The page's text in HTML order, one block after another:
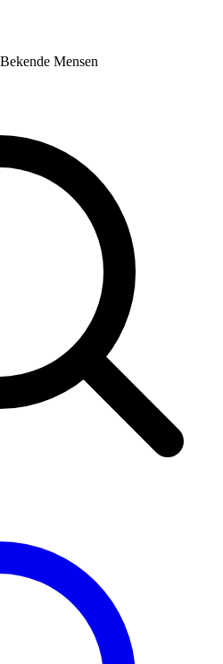
Mensen